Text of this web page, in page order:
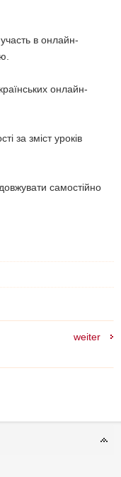
в онлайн-
онлайн-
за зміст уроків
самостійно
weiter